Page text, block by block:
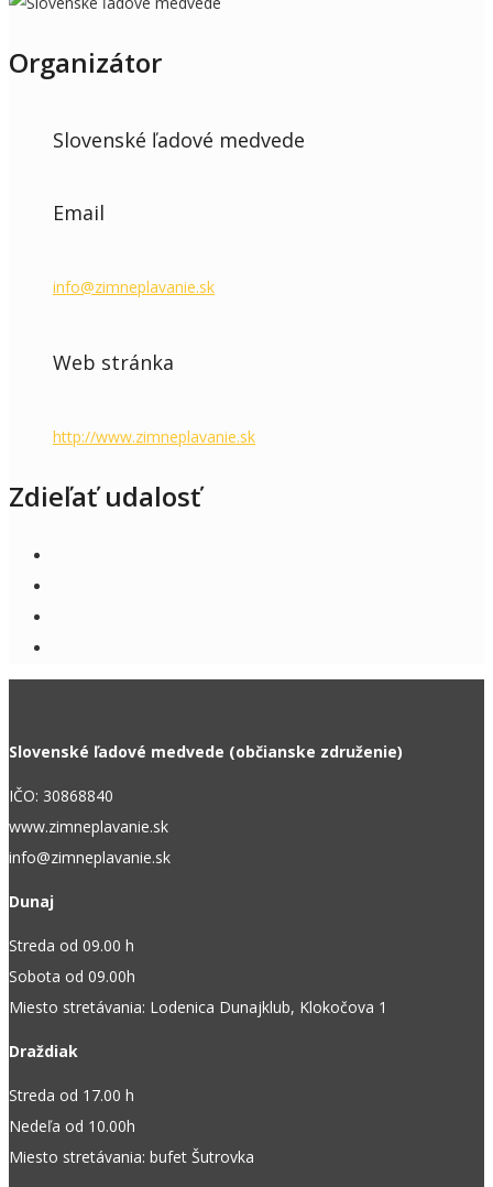
Organizátor
Slovenské ľadové medvede
Email
info@zimneplavanie.sk
Web stránka
http://www.zimneplavanie.sk
Zdieľať udalosť
Slovenské ľadové medvede (občianske združenie)
IČO: 30868840
www.zimneplavanie.sk
info@zimneplavanie.sk
Dunaj
Streda od 09.00 h
Sobota od 09.00h
Miesto stretávania: Lodenica Dunajklub, Klokočova 1
Draždiak
Streda od 17.00 h
Nedeľa od 10.00h
Miesto stretávania: bufet Šutrovka